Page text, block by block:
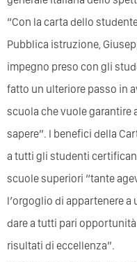
“Con la carta dello
Pubblica istruzione,
impegno preso con gli
fatto un ulteriore passo in
scuola che vuole garantire
sapere”. I benefici della
a tutti gli studenti
scuole superiori “tante
l’orgoglio di appartenere
dare a tutti pari
risultati di eccellenza”.